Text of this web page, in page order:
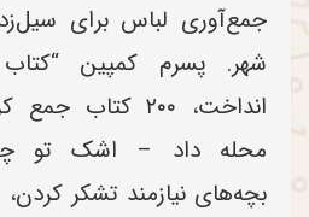
جمع‌آوری لباس برای
شهر. پسرم کمپین
انداخت، ۲۰۰ کتاب
محله داد – اشک تو
بچه‌های نیازمند تشکر